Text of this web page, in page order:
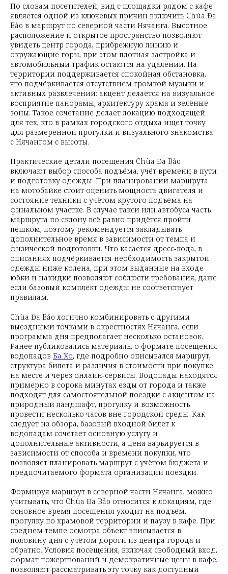
По словам посетителей, вид с площадки рядом с кафе
является одной из ключевых причин включить Chùa Đa
Bảo в маршрут по северной части Нячанга. Высотное
расположение и открытое пространство позволяют
увидеть центр города, прибрежную линию и
окружающие горы, при этом плотная застройка и
автомобильный трафик остаются на удалении. На
территории поддерживается спокойная обстановка,
что подчёркивается отсутствием громкой музыки и
активных развлечений: акцент делается на визуальное
восприятие панорамы, архитектуру храма и зелёные
зоны. Такое сочетание делает локацию подходящей
для тех, кто в рамках городского отдыха ищет точку
для размеренной прогулки и визуального знакомства
с Нячангом с высоты.
Практические детали посещения Chùa Đa Bảo
включают выбор способа подъёма, учёт времени в пути
и подготовку одежды. При планировании маршрута
на мотобайке стоит оценить мощность двигателя и
состояние техники с учётом крутого подъёма на
финальном участке. В случае такси или автобуса часть
маршрута по склону всё равно придётся пройти
пешком, поэтому рекомендуется закладывать
дополнительное время в зависимости от темпа и
физической подготовки. Что касается дресс‑кода, в
описаниях подчёркивается необходимость закрытой
одежды ниже колена, при этом выданные на входе
юбки и накидки позволяют соблюсти требования, даже
если базовый комплект одежды не соответствует
правилам.
Chùa Đa Bảo логично комбинировать с другими
выездными точками в окрестностях Нячанга, если
программа дня предполагает несколько остановок.
Ранее публиковались материалы о формате посещения
водопадов Ба Хо, где подробно описывался маршрут,
структура билета и различия в стоимости при покупке
на месте и через онлайн‑сервисы. Водопады находятся
примерно в сорока минутах езды от города и также
подходят для самостоятельной поездки с акцентом на
природный ландшафт, прогулку и возможность
провести несколько часов вне городской среды. Как
следует из обзора, базовый входной билет к
водопадам сочетает основную услугу и
дополнительные активности, а цена варьируется в
зависимости от способа и времени покупки, что
позволяет планировать маршрут с учётом бюджета и
предпочитаемого формата организации поездки.
Формируя маршрут в северной части Нячанга, можно
учитывать, что Chùa Đa Bảo относится к локациям, где
основное время посещения уходит на подъём,
прогулку по храмовой территории и паузу в кафе. При
среднем темпе осмотра объект вписывается в
половину дня с учётом дороги из центра города и
обратно. Условия посещения, включая свободный вход,
формат пожертвований и демократичные цены в кафе,
позволяют рассматривать эту точку как доступный